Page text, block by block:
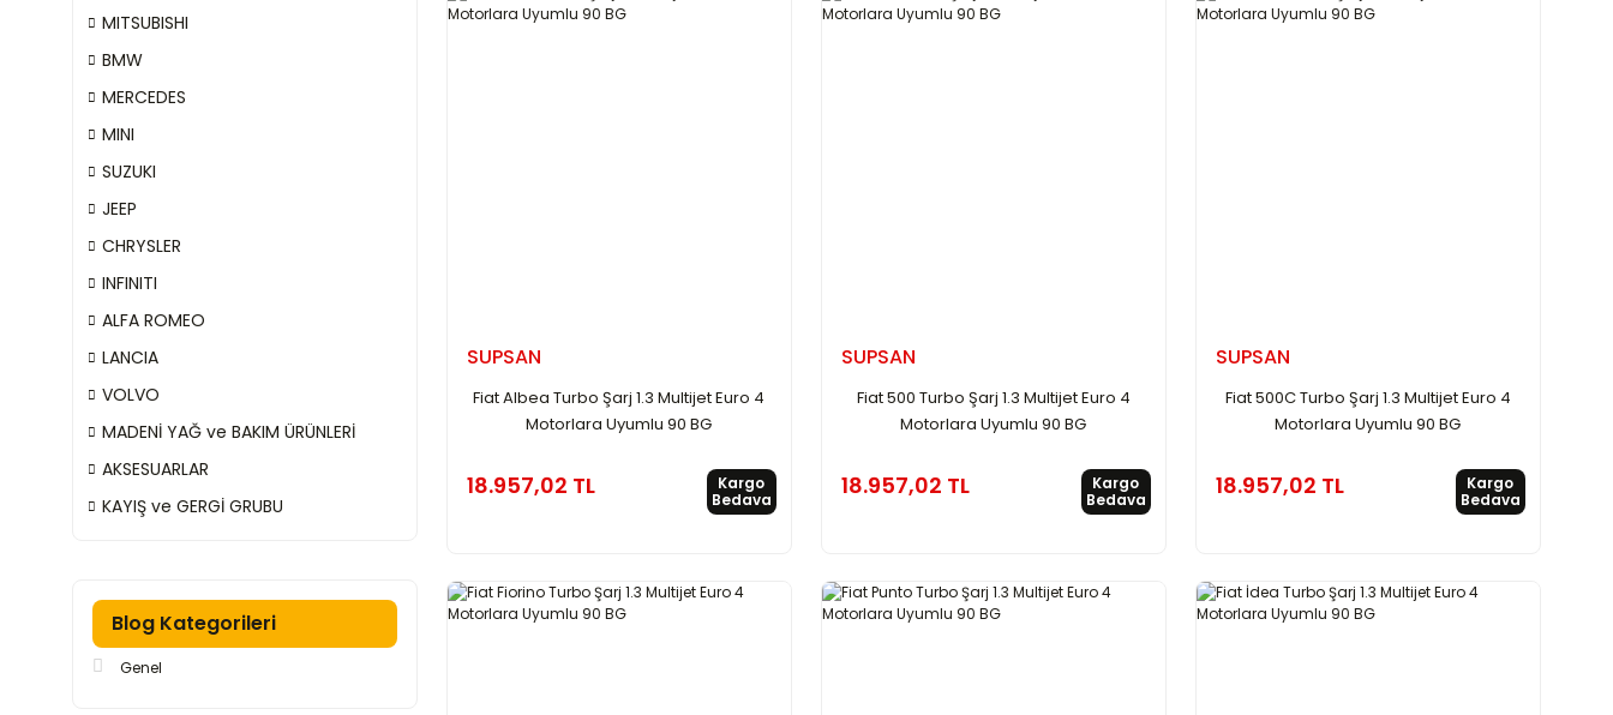
MITSUBISHI
BMW
MERCEDES
MINI
SUZUKI
JEEP
CHRYSLER
INFINITI
ALFA ROMEO
LANCIA
VOLVO
MADENİ YAĞ ve BAKIM ÜRÜNLERİ
AKSESUARLAR
KAYIŞ ve GERGİ GRUBU
Blog Kategorileri
Genel
SUPSAN
Fiat Albea Turbo Şarj 1.3 Multijet Euro 4
Motorlara Uyumlu 90 BG
18.957,02 TL
Kargo
Bedava
SUPSAN
Fiat 500 Turbo Şarj 1.3 Multijet Euro 4
Motorlara Uyumlu 90 BG
18.957,02 TL
Kargo
Bedava
SUPSAN
Fiat 500C Turbo Şarj 1.3 Multijet Euro 4
Motorlara Uyumlu 90 BG
18.957,02 TL
Kargo
Bedava